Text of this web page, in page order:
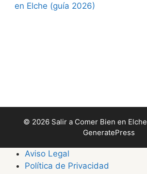
en Elche (guía 2026)
© 2026 Salir a Comer Bien en Elche
GeneratePress
Aviso Legal
Política de Privacidad